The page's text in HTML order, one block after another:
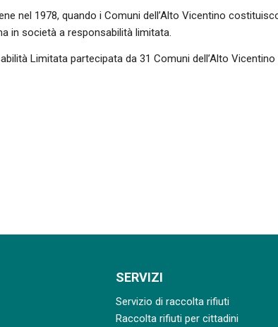
nel 1978, quando i Comuni dell’Alto Vicentino
in società a responsabilità limitata.
Limitata partecipata da 31 Comuni dell’Alto
SERVIZI
Servizio di raccolta rifiuti
Raccolta rifiuti per cittadini